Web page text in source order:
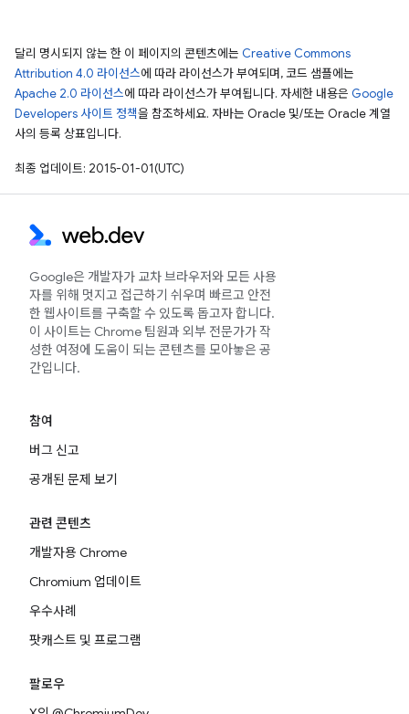
달리 명시되지 않는 한 이 페이지의 콘텐츠에는 Creative Commons
Attribution 4.0 라이선스에 따라 라이선스가 부여되며, 코드 샘플에는
Apache 2.0 라이선스에 따라 라이선스가 부여됩니다. 자세한 내용은 Google
Developers 사이트 정책을 참조하세요. 자바는 Oracle 및/또는 Oracle 계열
사의 등록 상표입니다.
최종 업데이트: 2015-01-01(UTC)
Google은 개발자가 교차 브라우저와 모든 사용
자를 위해 멋지고 접근하기 쉬우며 빠르고 안전
한 웹사이트를 구축할 수 있도록 돕고자 합니다.
이 사이트는 Chrome 팀원과 외부 전문가가 작
성한 여정에 도움이 되는 콘텐츠를 모아놓은 공
간입니다.
참여
버그 신고
공개된 문제 보기
관련 콘텐츠
개발자용 Chrome
Chromium 업데이트
우수사례
팟캐스트 및 프로그램
팔로우